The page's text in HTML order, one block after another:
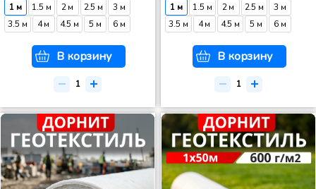
1 м 1.5 м 2 м 2.5 м
3 м
3.5 м
4 м 4.5 м 5 м 6 м
В корзину
1 м 1.5 м 2 м 2.5 м
3 м
3.5 м
4 м 4.5 м 5 м 6 м
В корзину